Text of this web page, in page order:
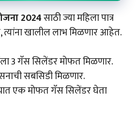
2024साठी ज्या महिला पात्र
खालील लाभ मिळणार आहेत.
3 गॅस सिलेंडर मोफत मिळणार.
सबसिडी मिळणार.
एक मोफत गॅस सिलेंडर घेता